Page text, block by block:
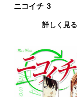
ニコイチ 3
詳しく見る